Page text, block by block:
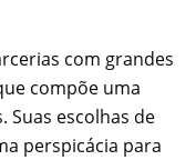
com grandes
compõe uma
Suas escolhas de
perspicácia para